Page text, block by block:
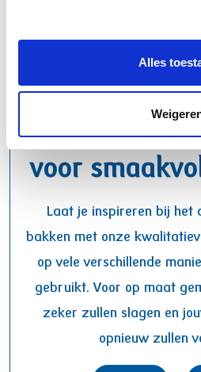
Alles
voor
Laat je inspireren bij het
bakken met onze
op vele verschillende
gebruikt. Voor op maat
zeker zullen slagen en
opnieuw zullen